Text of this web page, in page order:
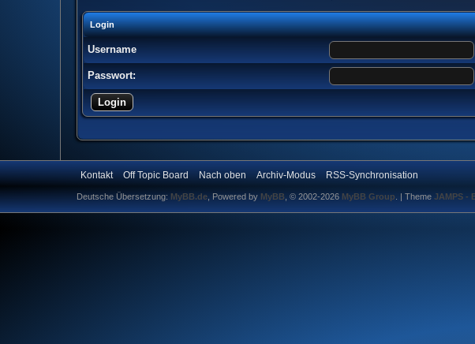
Login
Username
Passwort:
Kontakt Off Topic Board Nach oben Archiv-Modus RSS-Synchronisation
Deutsche Übersetzung: MyBB.de , Powered by MyBB , © 2002-2026 MyBB Group | Theme JAMPS -